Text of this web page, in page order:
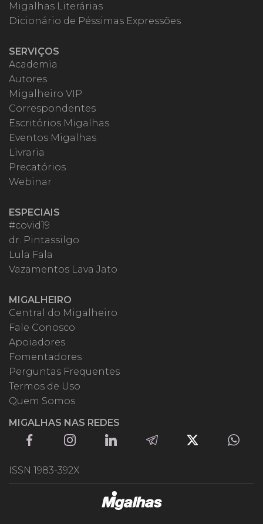
Migalhas Literárias
Dicionário de Péssimas Expressões
SERVIÇOS
Academia
Autores
Migalheiro VIP
Correspondentes
Escritórios Migalhas
Eventos Migalhas
Livraria
Precatórios
Webinar
ESPECIAIS
#covid19
dr. Pintassilgo
Lula Fala
Vazamentos Lava Jato
MIGALHEIRO
Central do Migalheiro
Fale Conosco
Apoiadores
Fomentadores
Perguntas Frequentes
Termos de Uso
Quem Somos
MIGALHAS NAS REDES
ISSN 1983-392X